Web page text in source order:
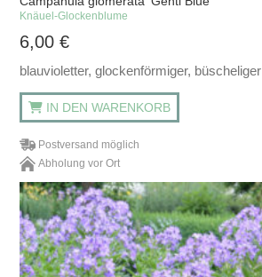
Knäuel-Glockenblume
6,00€
blauvioletter, glockenförmiger,
IN DEN WARENKORB
Postversand möglich
Abholung vor Ort